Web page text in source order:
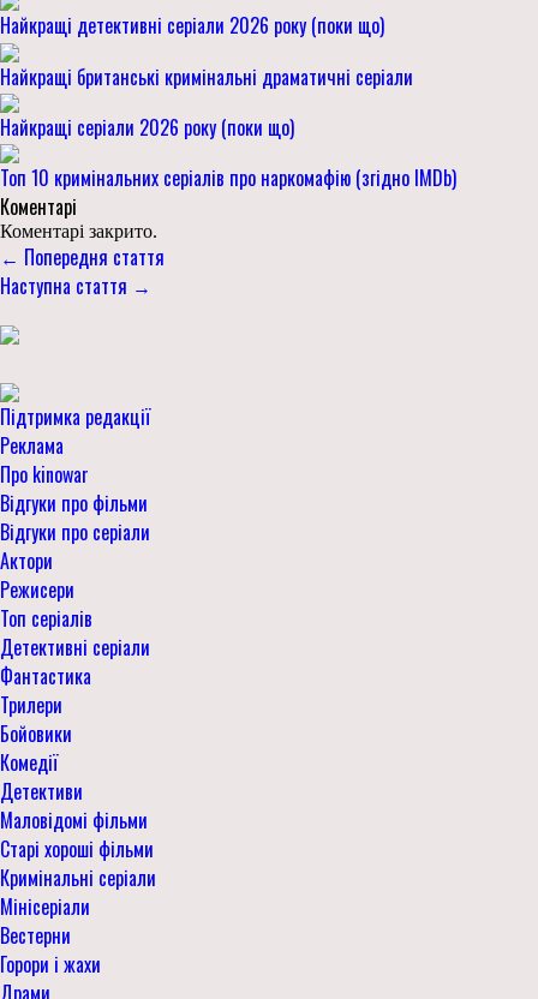
Найкращі детективні серіали 2026 року (поки що)
Найкращі британські кримінальні драматичні серіали
Найкращі серіали 2026 року (поки що)
Топ 10 кримінальних серіалів про наркомафію (згідно IMDb)
Коментарі
Коментарі закрито.
← Попередня стаття
Наступна стаття →
Підтримка редакції
Реклама
Про kinowar
Відгуки про фільми
Відгуки про серіали
Актори
Режисери
Топ серіалів
Детективні серіали
Фантастика
Трилери
Бойовики
Комедії
Детективи
Маловідомі фільми
Старі хороші фільми
Кримінальні серіали
Мінісеріали
Вестерни
Горори і жахи
Драми